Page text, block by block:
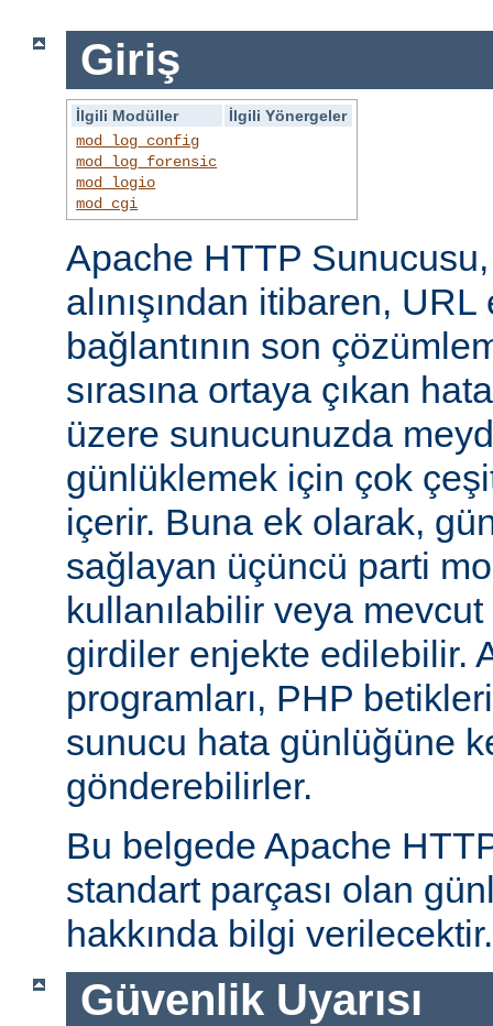
Giriş
İlgili Modüller
İlgili Yönergeler
mod_log_config
mod_log_forensic
mod_logio
mod_cgi
Apache HTTP
alınışından itibaren,
bağlantının son
sırasına ortaya çıkan
üzere sunucunuzda
günlüklemek için çok
içerir. Buna ek olarak,
sağlayan üçüncü parti
kullanılabilir veya
girdiler enjekte edilebilir.
programları, PHP
sunucu hata günlüğüne
gönderebilirler.
Bu belgede Apache
standart parçası olan
hakkında bilgi verilecektir.
Güvenlik Uyarısı